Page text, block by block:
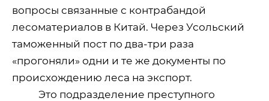
вопросы связанные с контрабандой
лесоматериалов в Китай. Через Усольский
таможенный пост по два-три раза
«прогоняли» одни и те же документы по
происхождению леса на экспорт.
Это подразделение преступного